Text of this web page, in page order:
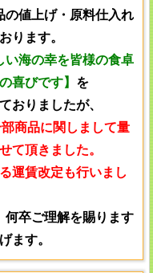
の値上げ・原料仕入れ
ります。
い海の幸を皆様の食卓
喜びです】 を
おりましたが、
商品に関しまして量
て頂きました。
運賃改定も行いまし
何卒ご理解を賜ります
ます。